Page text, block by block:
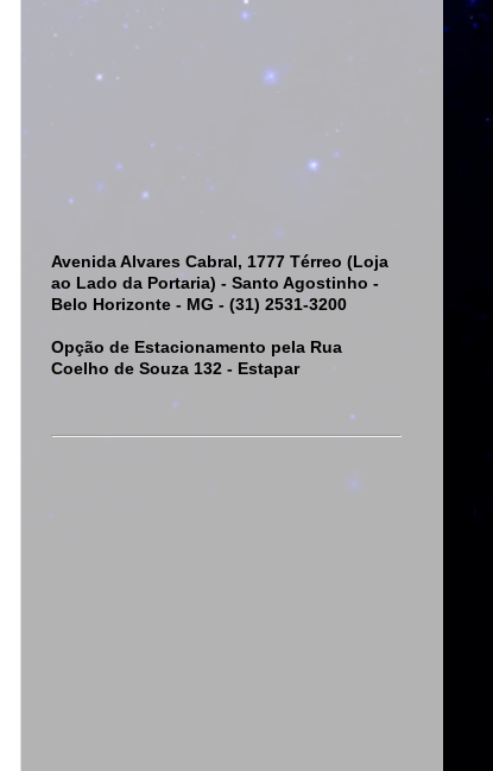
Avenida Alvares Cabral, 1777 Térreo (Loja
ao Lado da Portaria) - Santo Agostinho -
Belo Horizonte - MG - (31) 2531-3200
Opção de Estacionamento pela Rua
Coelho de Souza 132 - Estapar